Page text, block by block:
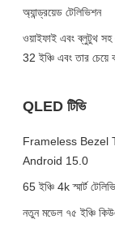
অ্যান্ড্রয়েড টেলিভিশন
ওয়াইফাই এবং ব্লুটুথ সহ
32 ইঞ্চি এবং তার
QLED টিভি
Frameless Bezel
Android 15.0
65 ইঞ্চি 4k স্মার্ট
নতুন মডেল ৭৫ ইঞ্চি